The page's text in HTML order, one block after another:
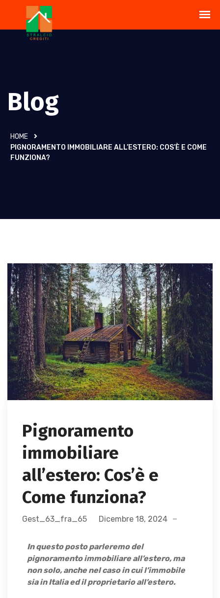
Blog
HOME
PIGNORAMENTO IMMOBILIARE ALL’ESTERO: COS’È E COME
FUNZIONA?
Pignoramento
immobiliare
all’estero: Cos’è e
Come funziona?
Gest_63_fra_65 Dicembre 18, 2024
In questo posto parleremo del
pignoramento immobiliare all’estero, ma
non solo, anche nel caso in cui l’immobile
sia in Italia ed il proprietario all’estero.